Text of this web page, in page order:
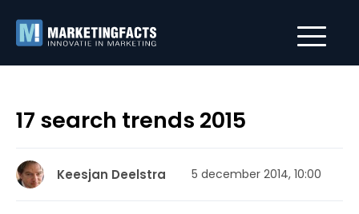
17 search trends 2015
Keesjan Deelstra 5 december 2014, 10:00